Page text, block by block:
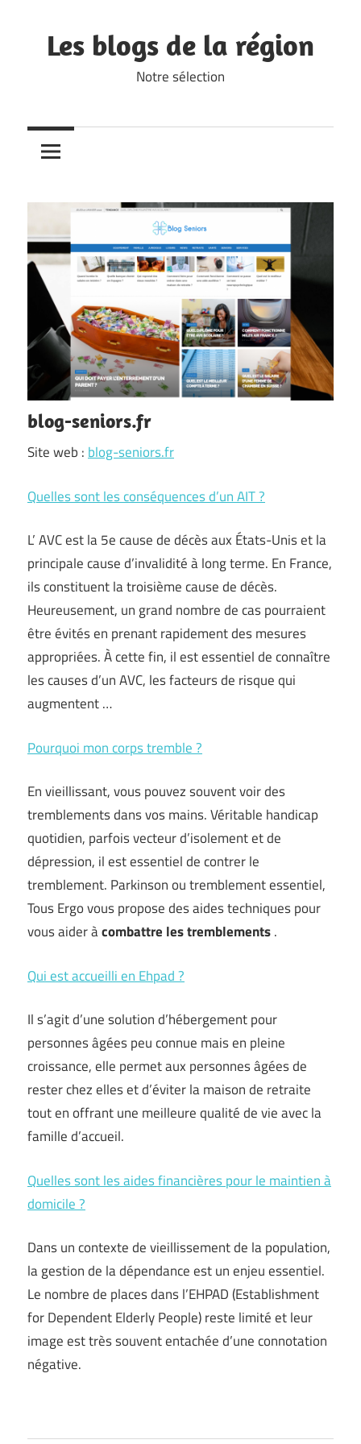
content
Les blogs de la région
Notre sélection
blog-seniors.fr
Site web : blog-seniors.fr
Quelles sont les conséquences d’un AIT ?
L’ AVC est la 5e cause de décès aux États-Unis et la
principale cause d’invalidité à long terme. En France,
ils constituent la troisième cause de décès.
Heureusement, un grand nombre de cas pourraient
être évités en prenant rapidement des mesures
appropriées. À cette fin, il est essentiel de connaître
les causes d’un AVC, les facteurs de risque qui
augmentent …
Pourquoi mon corps tremble ?
En vieillissant, vous pouvez souvent voir des
tremblements dans vos mains. Véritable handicap
quotidien, parfois vecteur d’isolement et de
dépression, il est essentiel de contrer le
tremblement. Parkinson ou tremblement essentiel,
Tous Ergo vous propose des aides techniques pour
vous aider àcombattre les tremblements.
Qui est accueilli en Ehpad ?
Il s’agit d’une solution d’hébergement pour
personnes âgées peu connue mais en pleine
croissance, elle permet aux personnes âgées de
rester chez elles et d’éviter la maison de retraite
tout en offrant une meilleure qualité de vie avec la
famille d’accueil.
Quelles sont les aides financières pour le maintien à
domicile ?
Dans un contexte de vieillissement de la population,
la gestion de la dépendance est un enjeu essentiel.
Le nombre de places dans l’EHPAD (Establishment
for Dependent Elderly People) reste limité et leur
image est très souvent entachée d’une connotation
négative.